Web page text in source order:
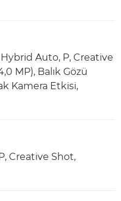
Auto, P, Creative
MP), Balık Gözü
Kamera Etkisi,
Creative Shot,